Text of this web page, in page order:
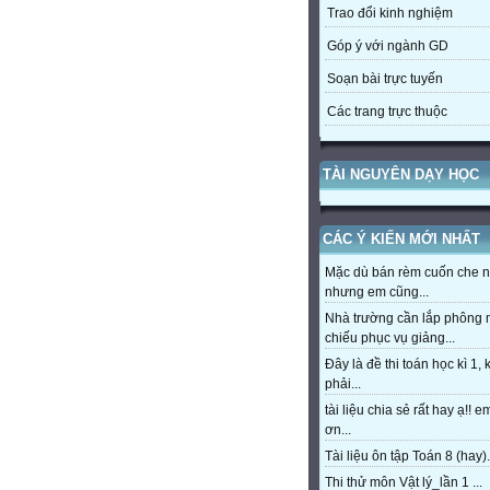
Trao đổi kinh nghiệm
Góp ý với ngành GD
Soạn bài trực tuyến
Các trang trực thuộc
TÀI NGUYÊN DẠY HỌC
CÁC Ý KIẾN MỚI NHẤT
Mặc dù bán rèm cuốn che
nhưng em cũng...
Nhà trường cần lắp phông
chiếu phục vụ giảng...
Đây là đề thi toán học kì 1,
phải...
tài liệu chia sẻ rất hay ạ!!
ơn...
Tài liệu ôn tập Toán 8
Thi thử môn Vật lý_lần 1 ...